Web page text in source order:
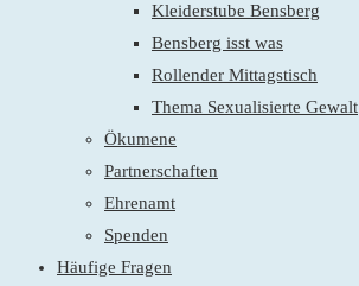
Kleiderstube Bensberg
Bensberg isst was
Rollender Mittagstisch
Thema Sexualisierte Gewalt
Ökumene
Partnerschaften
Ehrenamt
Spenden
Häufige Fragen